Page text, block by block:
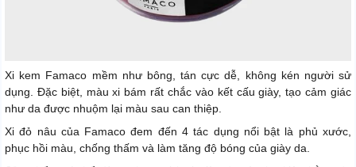
Xi kem Famaco mềm như bông, tán cực dễ, không kén người sử
dụng. Đặc biệt, màu xi bám rất chắc vào kết cấu giày, tạo cảm giác
như da được nhuộm lại màu sau can thiệp.
Xi đỏ nâu của Famaco đem đến 4 tác dụng nổi bật là phủ xước,
phục hồi màu, chống thấm và làm tăng độ bóng của giày da.